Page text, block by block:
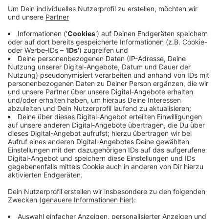
Anzeige
Viele haben demnach noch frei. Urlauber, die im
Ausland unterwegs sind, sollten dagegen längere
Fahrzeiten einplanen - laut ADAC zum Beispiel auf der
Brenner- oder der Gotthard-Route. Erst an Neujahr
könnte es dann auch in Deutschland voller auf den
Straßen werden, heißt es. Mit gerade einmal 44
Staumeldungen war Silvester im letzten Jahr laut
ADAC der stauärmste Tag des Jahres.
Anzeige